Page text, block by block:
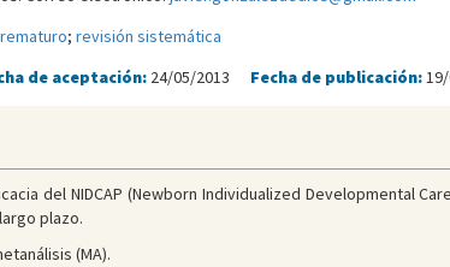
; revisión sistemática
de aceptación: 24/05/2013 Fecha de publicación:
del NIDCAP (Newborn Individualized Developmental
plazo.
(MA).